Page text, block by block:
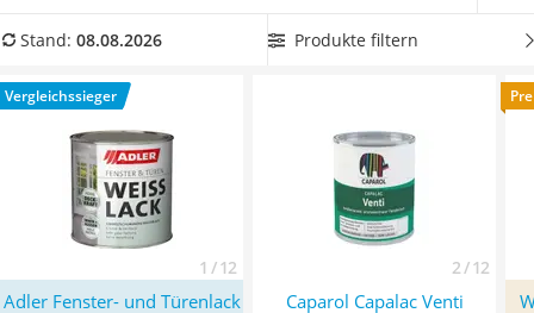
Löschdecke
Winterharte Palmen
Gasdurchlauferhitzer
sein. Wählen Sie dafür jetzt in unserer Vergleichstabelle
für Innenräume geeignet sein. Überzeugt hat uns hier im
August 2026 besonders das Modell
Türenlack (413305000002)
mit seinen Eigenschaften.
Stand: 08.08.2026 Produkte filtern
Vergleichssieger
1 / 12 2 / 12
Adler Fenster- und Türenlack
Caparol Capalac Venti